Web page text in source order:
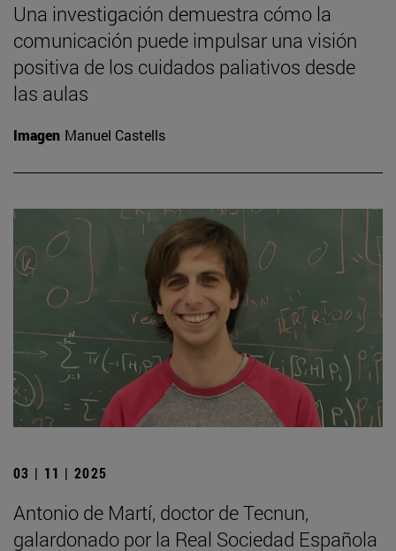
Una investigación demuestra cómo la
comunicación puede impulsar una visión
positiva de los cuidados paliativos desde
las aulas
Imagen Manuel Castells
03 | 11 | 2025
Antonio de Martí, doctor de Tecnun,
galardonado por la Real Sociedad Española